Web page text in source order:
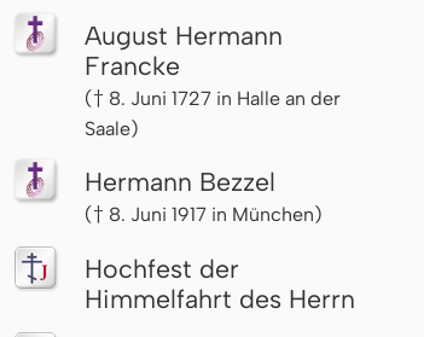
August Hermann
Francke
(† 8. Juni 1727 in Halle an der
Saale)
Hermann Bezzel
(† 8. Juni 1917 in München)
Hochfest der
Himmelfahrt des Herrn